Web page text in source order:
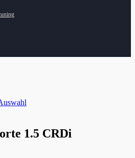
1.5 CRDi